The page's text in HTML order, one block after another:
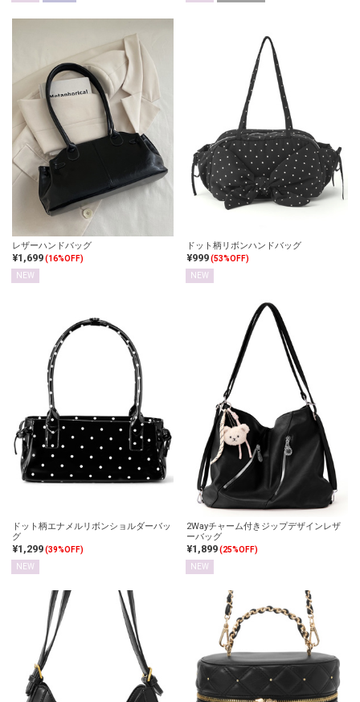
レザーハンドバッグ
¥1,699(16%OFF)
NEW
ドット柄リボンハンドバッグ
¥999(53%OFF)
NEW
ドット柄エナメルリボンショルダーバッ
グ
¥1,299(39%OFF)
NEW
2Wayチャーム付きジップデザインレザ
ーバッグ
¥1,899(25%OFF)
NEW